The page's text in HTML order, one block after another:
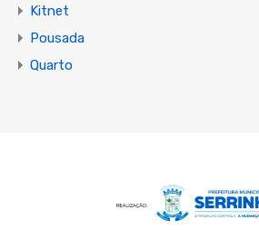
Kitnet
Pousada
Quarto